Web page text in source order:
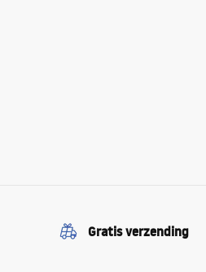
Gratis verzending